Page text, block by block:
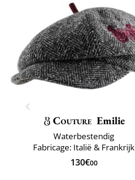
Couture Emilie
Waterbestendig
Fabricage: Italië & Frankrijk
130€00